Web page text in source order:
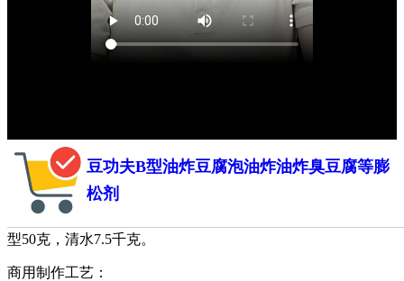
豆功夫B型油炸豆腐泡油炸油炸臭豆腐等膨
松剂
型50克，清水7.5千克。
商用制作工艺：